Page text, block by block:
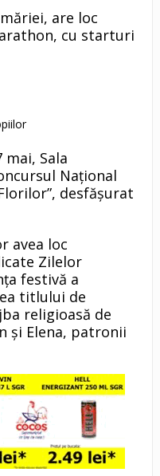
are loc
cu starturi
mai, Sala
Național
desfășurat
avea loc
Zilelor
festivă a
titlului de
religioasă de
și Elena, patronii